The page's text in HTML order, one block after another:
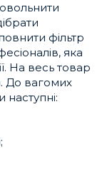
фільтр
яка
На весь товар
До вагомих
наступні: